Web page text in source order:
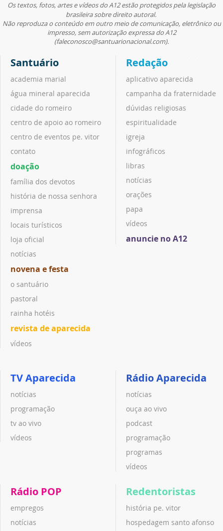
Os textos, fotos, artes e vídeos do A12 estão protegidos pela legislação
brasileira sobre direito autoral.
Não reproduza o conteúdo em outro meio de comunicação, eletrônico ou
impresso, sem autorização expressa do A12
(faleconosco@santuarionacional.com).
Santuário
academia marial
água mineral aparecida
cidade do romeiro
centro de apoio ao romeiro
centro de eventos pe. vitor
contato
doação
família dos devotos
história de nossa senhora
imprensa
locais turísticos
loja oficial
notícias
novena e festa
o santuário
pastoral
rainha hotéis
revista de aparecida
vídeos
Redação
aplicativo aparecida
campanha da fraternidade
dúvidas religiosas
espiritualidade
igreja
infográficos
libras
notícias
orações
papa
vídeos
anuncie no A12
TV Aparecida
notícias
programação
tv ao vivo
vídeos
Rádio Aparecida
notícias
ouça ao vivo
podcast
programação
programas
vídeos
Rádio POP
empregos
notícias
Redentoristas
história pe. vitor
hospedagem santo afonso